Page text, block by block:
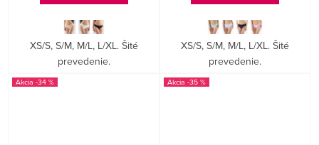
XS/S, S/M, M/L, L/XL. Šité
prevedenie.
XS/S, S/M, M/L, L/XL. Šité
prevedenie.
-34 % -35 %